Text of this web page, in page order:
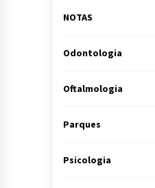
NOTAS
Odontologia
Oftalmologia
Parques
Psicologia